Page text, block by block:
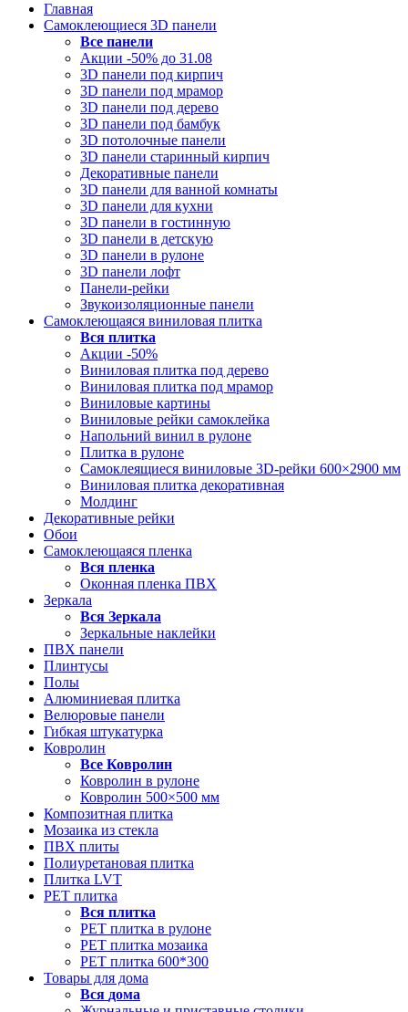
Главная
Самоклеющиеся 3D панели
Все панели
Акции -50% до 31.08
3D панели под кирпич
3D панели под мрамор
3D панели под дерево
3D панели под бамбук
3D потолочные панели
3D панели старинный кирпич
Декоративные панели
3D панели для ванной комнаты
3D панели для кухни
3D панели в гостинную
3D панели в детскую
3D панели в рулоне
3D панели лофт
Панели-рейки
Звукоизоляционные панели
Самоклеющаяся виниловая плитка
Вся плитка
Акции -50%
Виниловая плитка под дерево
Виниловая плитка под мрамор
Виниловые картины
Виниловые рейки самоклейка
Напольний винил в рулоне
Плитка в рулоне
Самоклеящиеся виниловые 3D‑рейки 600×2900 мм
Виниловая плитка декоративная
Молдинг
Декоративные рейки
Обои
Самоклеющаяся пленка
Вся пленка
Оконная пленка ПВХ
Зеркала
Вся Зеркала
Зеркальные наклейки
ПВХ панели
Плинтусы
Полы
Алюминиевая плитка
Велюровые панели
Гибкая штукатурка
Ковролин
Все Ковролин
Ковролин в рулоне
Ковролин 500×500 мм
Композитная плитка
Мозаика из стекла
ПВХ плиты
Полиуретановая плитка
Плитка LVT
РЕТ плитка
Вся плитка
РЕТ плитка в рулоне
РЕТ плитка мозаика
РЕТ плитка 600*300
Товары для дома
Вся дома